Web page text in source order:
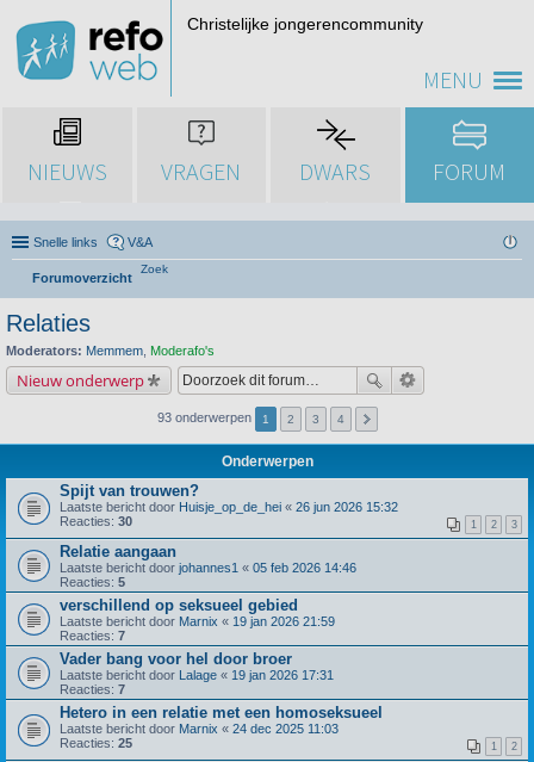
MENU
Christelijke jongerencommunity
NIEUWS VRAGEN DWARS FORUM
Snelle links V&A
Forumoverzicht
Zoek
Relaties
Moderators: Memmem Moderafo's
Nieuw onderwerp
93 onderwerpen 1 2 3 4
Onderwerpen
Spijt van trouwen?
Laatste bericht door Huisje_op_de_hei « 26 jun 2026 15:32
Reacties: 30 1 2 3
Relatie aangaan
Laatste bericht door johannes1 « 05 feb 2026 14:46
Reacties: 5
verschillend op seksueel gebied
Laatste bericht door Marnix « 19 jan 2026 21:59
Reacties: 7
Vader bang voor hel door broer
Laatste bericht door Lalage « 19 jan 2026 17:31
Reacties: 7
Hetero in een relatie met een homoseksueel
Laatste bericht door Marnix « 24 dec 2025 11:03
Reacties: 25 1 2